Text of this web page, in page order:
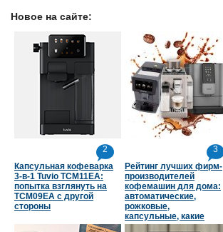
Новое на сайте:
2
Капсульная кофеварка
3-в-1 Tuvio TCM11EA:
попытка взглянуть на
TCM09EA с другой
стороны
3
Рейтинг лучших фирм-
производителей
кофемашин для дома:
автоматические,
рожковые,
капсульные, какие
страны в топе